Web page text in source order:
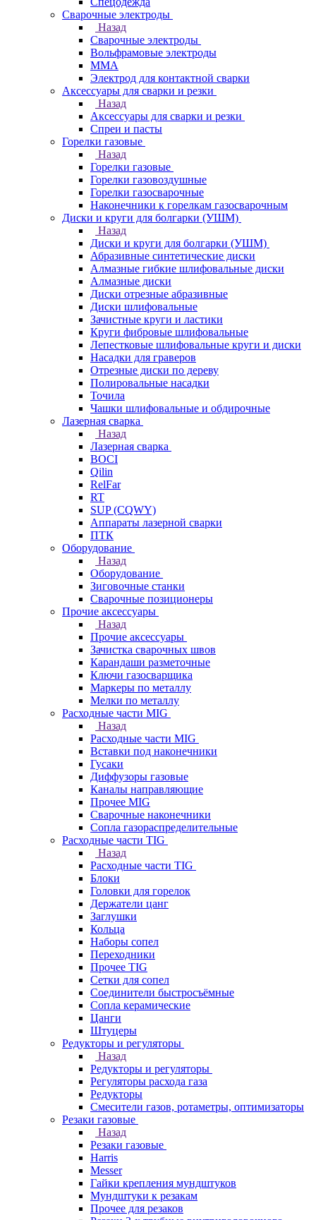
Сварочные электроды
Назад
Сварочные электроды
Вольфрамовые электроды
ММА
Электрод для контактной сварки
Аксессуары для сварки и резки
Назад
Аксессуары для сварки и резки
Спреи и пасты
Горелки газовые
Назад
Горелки газовые
Горелки газовоздушные
Горелки газосварочные
Наконечники к горелкам газосварочным
Диски и круги для болгарки (УШМ)
Назад
Диски и круги для болгарки (УШМ)
Абразивные синтетические диски
Алмазные гибкие шлифовальные диски
Алмазные диски
Диски отрезные абразивные
Диски шлифовальные
Зачистные круги и ластики
Круги фибровые шлифовальные
Лепестковые шлифовальные круги и диски
Насадки для граверов
Отрезные диски по дереву
Полировальные насадки
Точила
Чашки шлифовальные и обдирочные
Лазерная сварка
Назад
Лазерная сварка
BOCI
Qilin
RelFar
RT
SUP (CQWY)
Аппараты лазерной сварки
ПТК
Оборудование
Назад
Оборудование
Зиговочные станки
Сварочные позиционеры
Прочие аксессуары
Назад
Прочие аксессуары
Зачистка сварочных швов
Карандаши разметочные
Ключи газосварщика
Маркеры по металлу
Мелки по металлу
Расходные части MIG
Назад
Расходные части MIG
Вставки под наконечники
Гусаки
Диффузоры газовые
Каналы направляющие
Прочее MIG
Сварочные наконечники
Сопла газораспределительные
Расходные части TIG
Назад
Расходные части TIG
Блоки
Головки для горелок
Держатели цанг
Заглушки
Кольца
Наборы сопел
Переходники
Прочее TIG
Сетки для сопел
Соединители быстросъёмные
Сопла керамические
Цанги
Штуцеры
Редукторы и регуляторы
Назад
Редукторы и регуляторы
Регуляторы расхода газа
Редукторы
Смесители газов, ротаметры, оптимизаторы
Резаки газовые
Назад
Резаки газовые
Harris
Messer
Гайки крепления мундштуков
Мундштуки к резакам
Прочее для резаков